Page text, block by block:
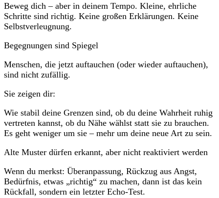
Beweg dich – aber in deinem Tempo. Kleine, ehrliche
Schritte sind richtig. Keine großen Erklärungen. Keine
Selbstverleugnung.
Begegnungen sind Spiegel
Menschen, die jetzt auftauchen (oder wieder auftauchen),
sind nicht zufällig.
Sie zeigen dir:
Wie stabil deine Grenzen sind, ob du deine Wahrheit ruhig
vertreten kannst, ob du Nähe wählst statt sie zu brauchen.
Es geht weniger um sie – mehr um deine neue Art zu sein.
Alte Muster dürfen erkannt, aber nicht reaktiviert werden
Wenn du merkst: Überanpassung, Rückzug aus Angst,
Bedürfnis, etwas „richtig“ zu machen, dann ist das kein
Rückfall, sondern ein letzter Echo-Test.